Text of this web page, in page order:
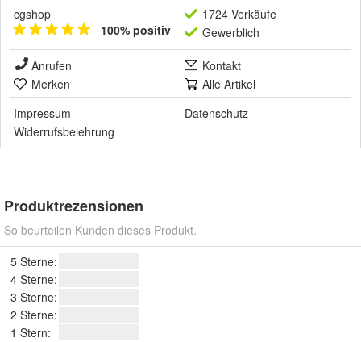
cgshop
100% positiv
1724 Verkäufe
Gewerblich
Anrufen
Kontakt
Merken
Alle Artikel
Impressum
Datenschutz
Widerrufsbelehrung
Produktrezensionen
So beurteilen Kunden dieses Produkt.
5 Sterne:
4 Sterne:
3 Sterne:
2 Sterne:
1 Stern: